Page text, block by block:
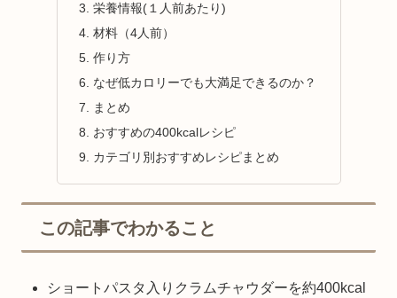
栄養情報(１人前あたり)
材料（4人前）
作り方
なぜ低カロリーでも大満足できるのか？
まとめ
おすすめの400kcalレシピ
カテゴリ別おすすめレシピまとめ
この記事でわかること
ショートパスタ入りクラムチャウダーを約400kcal